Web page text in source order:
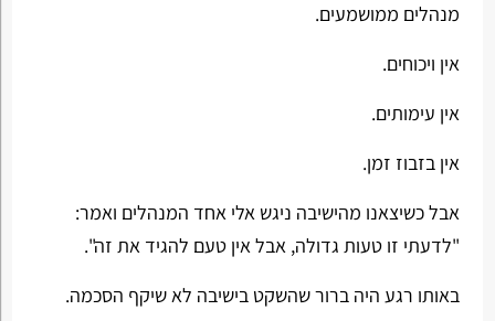
מנהלים ממושמעים.
אין ויכוחים.
אין עימותים.
אין בזבוז זמן.
אבל כשיצאנו מהישיבה ניגש אלי אחד המנהלים ואמר:
"לדעתי זו טעות גדולה, אבל אין טעם להגיד את זה".
באותו רגע היה ברור שהשקט בישיבה לא שיקף הסכמה.